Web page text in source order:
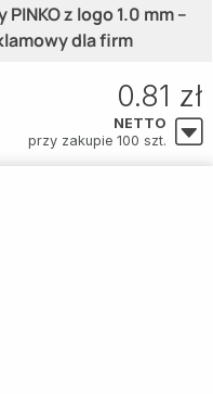
z logo 1.0 mm –
dla firm
0.81 zł
NETTO
przy zakupie 100 szt.